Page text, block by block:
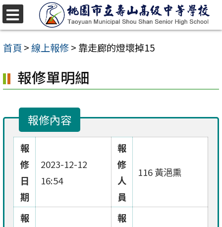
跳
至
主
內
容
首頁 >線上報修> 靠走廊的燈壞掉15
報修單明細
報修內容
報
修
日
期
2023-12-12
16:54
報
修
人
員
116 黃浥熏
報
報
選
單